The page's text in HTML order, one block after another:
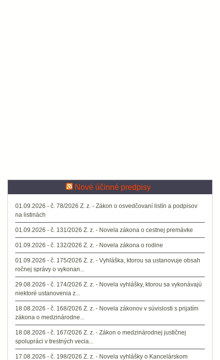
Nové účinné predpisy
01.09.2026 - č. 78/2026 Z. z. - Zákon o osvedčovaní listín a podpisov
na listinách
01.09.2026 - č. 131/2026 Z. z. - Novela zákona o cestnej premávke
01.09.2026 - č. 132/2026 Z. z. - Novela zákona o rodine
01.09.2026 - č. 175/2026 Z. z. - Vyhláška, ktorou sa ustanovuje obsah
ročnej správy o vykonan...
29.08.2026 - č. 174/2026 Z. z. - Novela vyhlášky, ktorou sa vykonávajú
niektoré ustanovenia z...
18.08.2026 - č. 168/2026 Z. z. - Novela zákonov v súvislosti s prijatím
zákona o medzinárodne...
18.08.2026 - č. 167/2026 Z. z. - Zákon o medzinárodnej justičnej
spolupráci v trestných vecia...
17.08.2026 - č. 198/2026 Z. z. - Novela vyhlášky o Kancelárskom